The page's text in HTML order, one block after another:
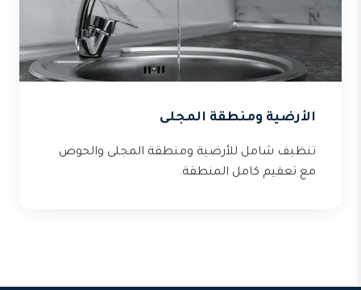
الأرضية ومنطقة المجلى
تنظيف شامل للأرضية ومنطقة المجلى والحوض
مع تعقيم كامل المنطقة.